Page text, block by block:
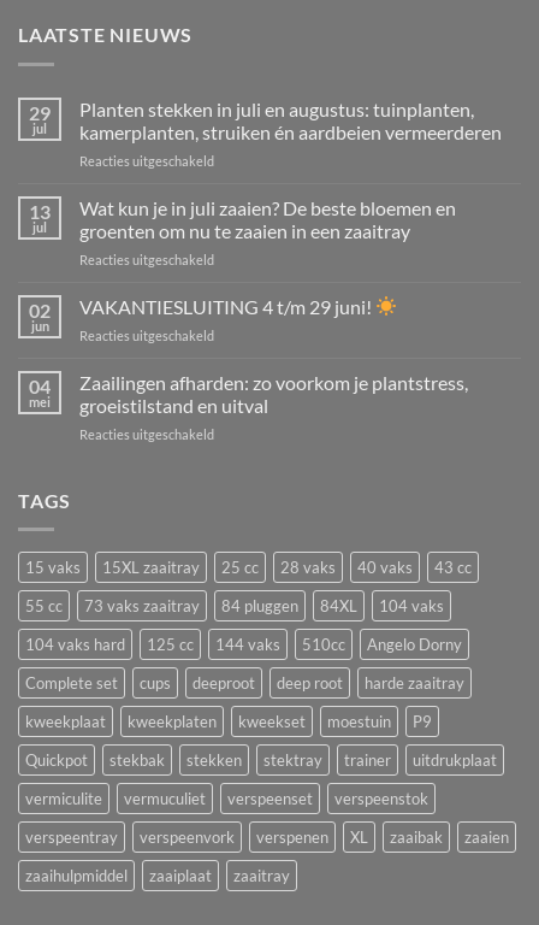
LAATSTE NIEUWS
29
jul
Planten stekken in juli en augustus: tuinplanten,
kamerplanten, struiken én aardbeien vermeerderen
Reacties uitgeschakeldvoor
stekken
in
juli
en
tuinplanten,
struiken
aardbeien
vermeerderen
13
jul
Wat kun je in juli zaaien? De beste bloemen en
groenten om nu te zaaien in een zaaitray
Reacties uitgeschakeldvoor
kun
je
in
zaaien?
De
bloemen
zaaien
in
een
zaaitray
02
jun
VAKANTIESLUITING 4 t/m 29 juni!
Reacties uitgeschakeldvoor
t/m
29
juni!
04
mei
Zaailingen afharden: zo voorkom je plantstress,
groeistilstand en uitval
Reacties uitgeschakeldvoor
plantstress,
groeistilstand
en
uitval
TAGS
15 vaks 15XL zaaitray 25 cc 28 vaks 40 vaks
43 cc
55 cc
73 vaks zaaitray 84 pluggen 84XL
104 vaks
104 vaks hard
125 cc 144 vaks 510cc
Angelo Dorny
Complete set
cups deeproot deep root
harde zaaitray
kweekplaat
kweekplaten kweekset moestuin
P9
Quickpot
stekbak stekken stektray trainer
uitdrukplaat
vermiculite
vermuculiet verspeenset
verspeenstok
verspeentray
verspeenvork verspenen XL zaaibak
zaaien
zaaihulpmiddel
zaaiplaat zaaitray